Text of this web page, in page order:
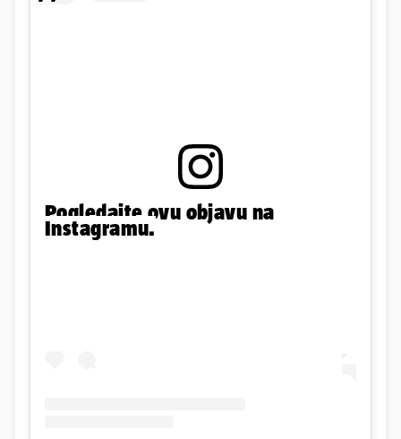
Pogledajte ovu objavu na
Instagramu.